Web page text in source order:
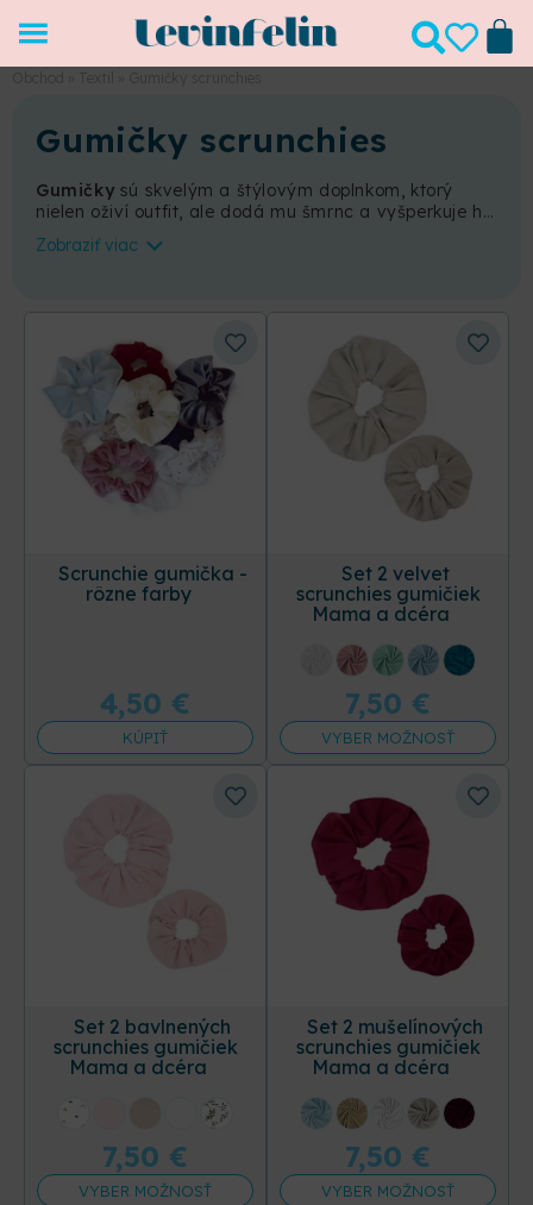
Gumičky scrunchies
Gumičky sú skvelým a štýlovým doplnkom, ktorý
nielen oživí outfit, ale dodá mu šmrnc a vyšperkuje ho
do dokonalosti. V našej ponuke môžete nájsť
gumičiek scrunchies
mnohých farebných prevedeniach.
Zobraziť viac
Scrunchie gumička -
rôzne farby
4,50 €
KÚPIŤ
Set 2 velvet
scrunchies gumičiek
Mama a dcéra
7,50 €
VYBER MOŽNOSŤ
Set 2 bavlnených
scrunchies gumičiek
Mama a dcéra
7,50 €
VYBER MOŽNOSŤ
Set 2 mušelínových
scrunchies gumičiek
Mama a dcéra
7,50 €
VYBER MOŽNOSŤ